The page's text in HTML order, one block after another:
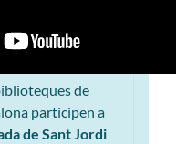
de
participen a
de Sant Jordi